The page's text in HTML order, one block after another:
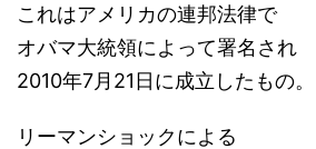
これはアメリカの連邦法律で
オバマ大統領によって署名され
2010年7月21日に成立したもの。
リーマンショックによる